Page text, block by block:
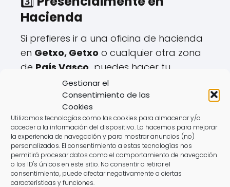
Gestionar el
Consentimiento de las
Cookies
Utilizamos tecnologías como las cookies para almacenar y/o
acceder a la información del dispositivo. Lo hacemos para mejorar
la experiencia de navegación y para mostrar anuncios (no)
personalizados. El consentimiento a estas tecnologías nos
permitirá procesar datos como el comportamiento de navegación
o los ID's únicos en este sitio. No consentir o retirar el
consentimiento, puede afectar negativamente a ciertas
características y funciones.
Hacienda
Si prefieres ir a una oficina de hacienda
en Getxo, Getxo o cualquier otra zona
de País Vasco, puedes hacer tu
declaración presencialmente.
Pasos para solicitar cita:
✔️ Disponible hasta elmayo hasta el 27
✔️ Se gestiona a través de la web o
teléfono de laAgencia Tributaria .
✔️ Requiere aportar documentación
específica.